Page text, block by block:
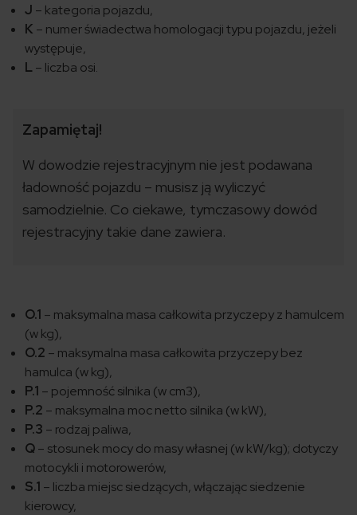
J – kategoria pojazdu,
K – numer świadectwa homologacji typu pojazdu, jeżeli
występuje,
L– liczba osi.
Zapamiętaj!
W dowodzie rejestracyjnym nie jest podawana
ładowność pojazdu – musisz ją wyliczyć
samodzielnie. Co ciekawe, tymczasowy dowód
rejestracyjny takie dane zawiera.
O.1 – maksymalna masa całkowita przyczepy z hamulcem
(w kg),
O.2 – maksymalna masa całkowita przyczepy bez
hamulca (w kg),
P.1 – pojemność silnika (w cm3),
P.2 – maksymalna moc netto silnika (w kW),
P.3 – rodzaj paliwa,
Q– stosunek mocy do masy własnej (w kW/kg); dotyczy
motocykli i motorowerów,
S.1 – liczba miejsc siedzących, włączając siedzenie
kierowcy,